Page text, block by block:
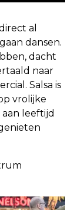
al
dansen.
dacht
naar
Salsa is
vrolijke
leeftijd